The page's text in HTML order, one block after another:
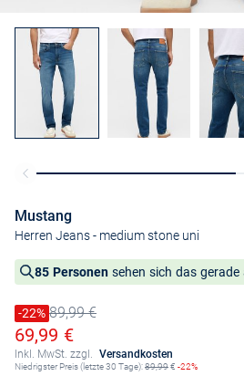
Mustang
Herren Jeans- medium stone uni
85 Personen sehen sich das gerade
Preis reduziert um
-22%
Alter Preis89,99 €
Ermäßigter Preis
69,99 €
Inkl. MwSt. zzgl. Versandkosten
Niedrigster Preis (letzte 30 Tage):89,99€ -22%